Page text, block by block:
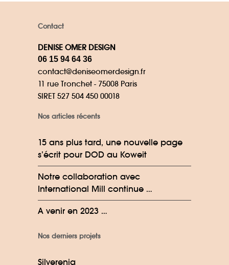
Contact
DENISE OMER DESIGN
06 15 94 64 36
contact@deniseomerdesign.fr
11 rue Tronchet - 75008 Paris
SIRET 527 504 450 00018
Nos articles récents
15 ans plus tard, une nouvelle page
s’écrit pour DOD au Koweit
Notre collaboration avec
International Mill continue …
A venir en 2023 …
Nos derniers projets
Silverenia